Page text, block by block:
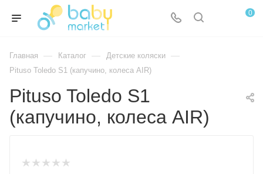
0
Главная — Каталог — Детские коляски —
Pituso Toledo S1 (капучино, колеса AIR)
Pituso Toledo S1
(капучино, колеса AIR)